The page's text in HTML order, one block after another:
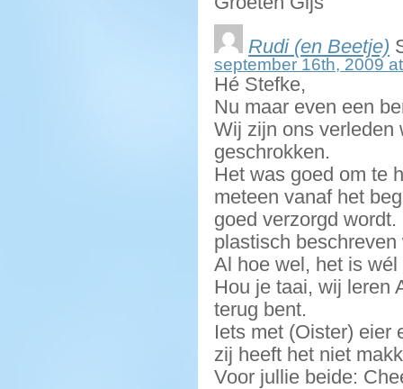
Rudi (en Beetje)
september 16th, 2009
Hé Stefke,
Nu maar even een
Wij zijn ons verleden
geschrokken.
Het was goed om te
meteen vanaf het
goed verzorgd wordt.
plastisch
Al hoe wel, het is
Hou je taai, wij leren
terug bent.
Iets met (Oister)
zij heeft het niet
Voor jullie beide: